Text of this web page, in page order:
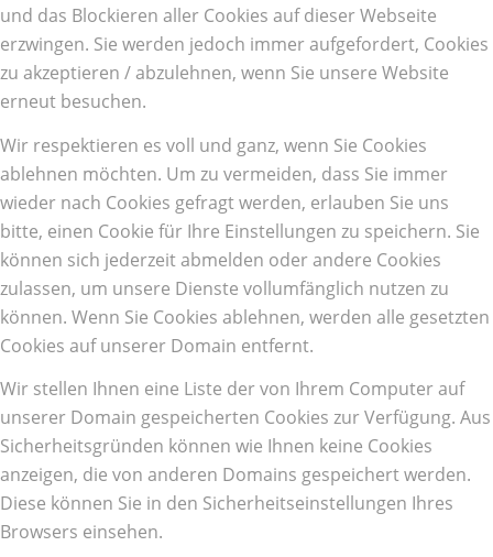
und das Blockieren aller Cookies auf dieser Webseite
erzwingen. Sie werden jedoch immer aufgefordert, Cookies
zu akzeptieren / abzulehnen, wenn Sie unsere Website
erneut besuchen.
Wir respektieren es voll und ganz, wenn Sie Cookies
ablehnen möchten. Um zu vermeiden, dass Sie immer
wieder nach Cookies gefragt werden, erlauben Sie uns
bitte, einen Cookie für Ihre Einstellungen zu speichern. Sie
können sich jederzeit abmelden oder andere Cookies
zulassen, um unsere Dienste vollumfänglich nutzen zu
können. Wenn Sie Cookies ablehnen, werden alle gesetzten
Cookies auf unserer Domain entfernt.
Wir stellen Ihnen eine Liste der von Ihrem Computer auf
unserer Domain gespeicherten Cookies zur Verfügung. Aus
Sicherheitsgründen können wie Ihnen keine Cookies
anzeigen, die von anderen Domains gespeichert werden.
Diese können Sie in den Sicherheitseinstellungen Ihres
Browsers einsehen.